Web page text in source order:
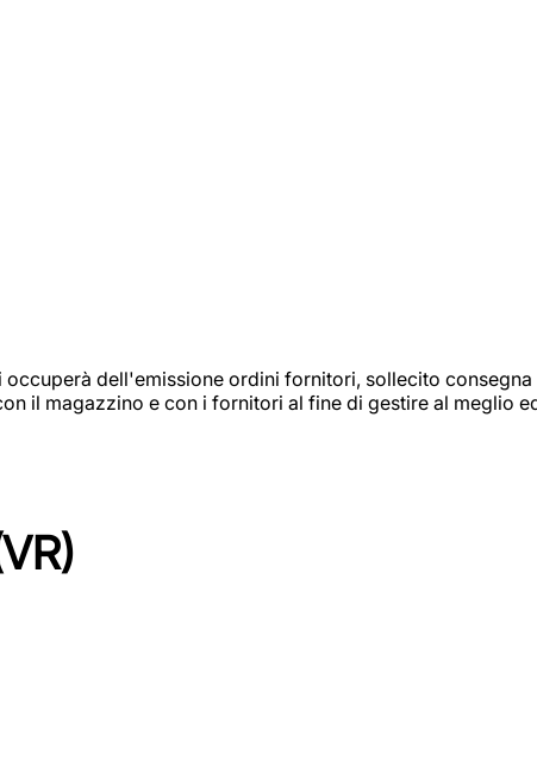
dell'emissione ordini fornitori, sollecito consegna
il magazzino e con i fornitori al fine di gestire al meglio